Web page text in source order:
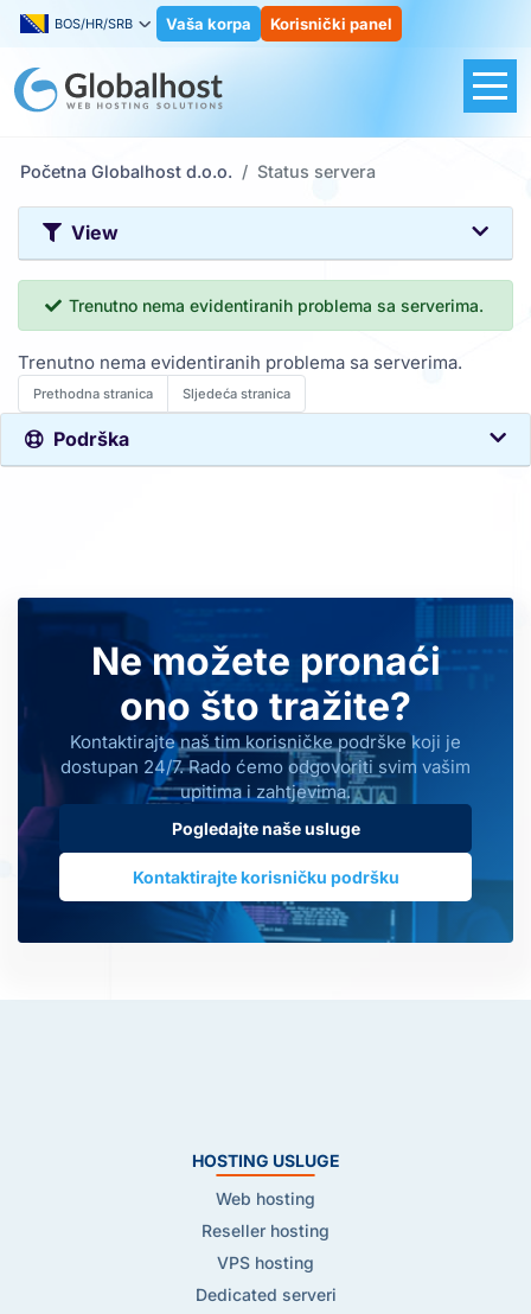
BOS/HR/SRB Vaša korpa Korisnički panel
Početna Globalhost d.o.o. Status servera
View
Trenutno nema evidentiranih problema sa serverima.
Trenutno nema evidentiranih problema sa serverima.
Prethodna stranica Sljedeća stranica
Podrška
Ne možete pronaći
ono što tražite?
Kontaktirajte naš tim korisničke podrške koji je
dostupan 24/7. Rado ćemo odgovoriti svim vašim
upitima i zahtjevima.
Pogledajte naše usluge
Kontaktirajte korisničku podršku
HOSTING USLUGE
Web hosting
Reseller hosting
VPS hosting
Dedicated serveri